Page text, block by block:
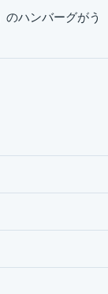
ハンバーグがう